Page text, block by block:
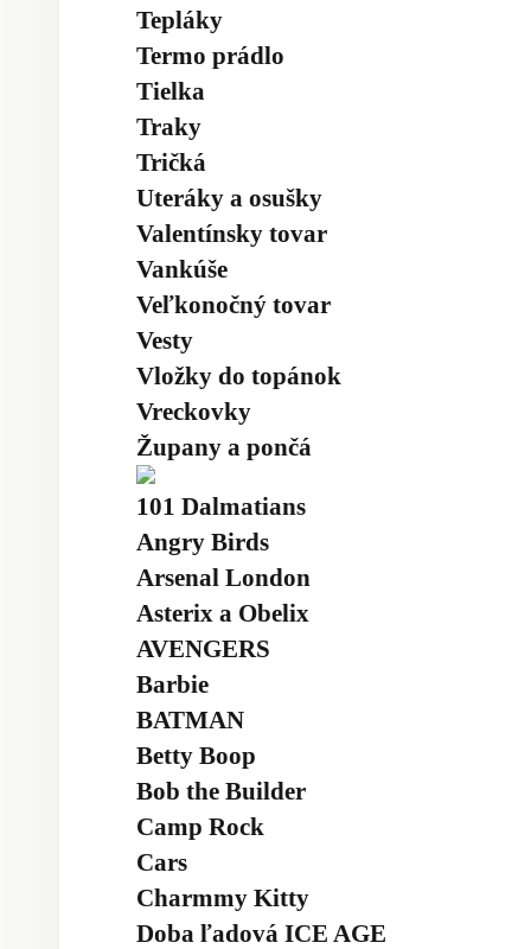
Tepláky
Termo prádlo
Tielka
Traky
Tričká
Uteráky a osušky
Valentínsky tovar
Vankúše
Veľkonočný tovar
Vesty
Vložky do topánok
Vreckovky
Župany a pončá
101 Dalmatians
Angry Birds
Arsenal London
Asterix a Obelix
AVENGERS
Barbie
BATMAN
Betty Boop
Bob the Builder
Camp Rock
Cars
Charmmy Kitty
Doba ľadová ICE AGE